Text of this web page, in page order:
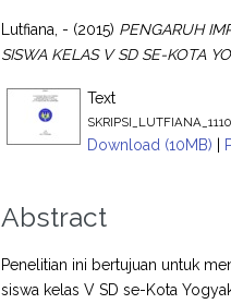
Lutfiana, - (2015) PENGARUH
SISWA KELAS V SD SE-KOTA
Text
Download (10MB) |
Abstract
Penelitian ini bertujuan untuk
siswa kelas V SD se-Kota